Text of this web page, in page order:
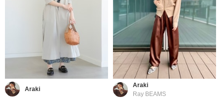
Araki
Araki
Ray BEAMS